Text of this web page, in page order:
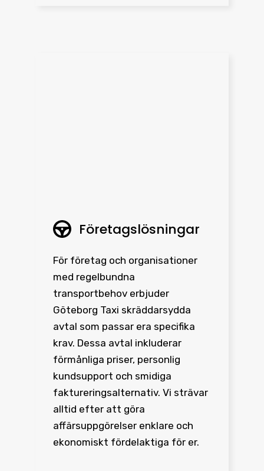
Företagslösningar
För företag och organisationer
med regelbundna
transportbehov erbjuder
Göteborg Taxi skräddarsydda
avtal som passar era specifika
krav. Dessa avtal inkluderar
förmånliga priser, personlig
kundsupport och smidiga
faktureringsalternativ. Vi strävar
alltid efter att göra
affärsuppgörelser enklare och
ekonomiskt fördelaktiga för er.